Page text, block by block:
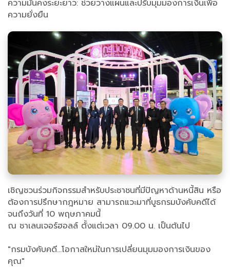
ความมั่นคงระยะยาว: ช่วยวางแผนและปรับมุมมองการเงินเพื่อ
ความยั่งยืน
เชิญชวนร่วมกิจกรรมสำหรับประชาชนที่มีปัญหาด้านหนี้สิน หรือ
ต้องการปรึกษากฎหมาย สามารถแวะมาที่บูธกรมบังคับคดีได้
จนถึงวันที่ 10 พฤษภาคมนี้
ณ ชาเลนเจอร์ฮอลล์ ตั้งแต่เวลา 09.00 น. เป็นต้นไป
"กรมบังคับคดี...โอกาสใหม่ในการเปลี่ยนมุมมองการเงินของ
คุณ"